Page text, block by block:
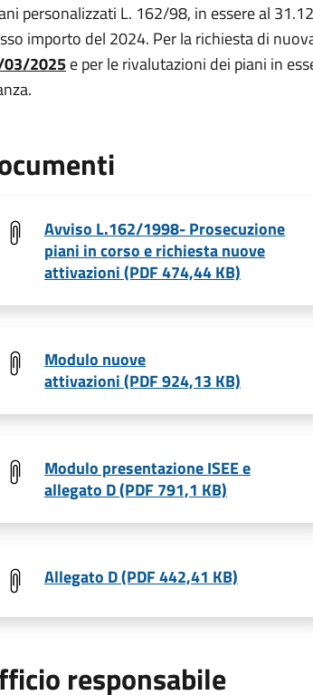
personalizzati L. 162/98, in essere al
importo del 2024. Per la richiesta di
2025e per le rivalutazioni dei piani in
Avviso L.162/1998- Prosecuzione
piani in corso e richiesta nuove
attivazioni (PDF 474,44 KB)
Modulo nuove
attivazioni (PDF 924,13 KB)
Modulo presentazione ISEE e
allegato D (PDF 791,1 KB)
Allegato D (PDF 442,41 KB)
responsabile